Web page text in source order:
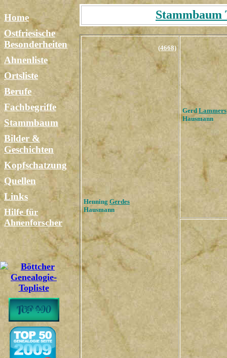
Home
Ostfriesische
Besonderheiten
Ahnenliste
Ortsliste
Berufe
Fachbegriffe
Stammbaum
Bilder &
Geschichten
Kopfschatzung
Quellen
Links
Hilfe für
Ahnenforscher
(4668)
Henning Gerdes
Hausmann
Gerd Lammers
Hausmann